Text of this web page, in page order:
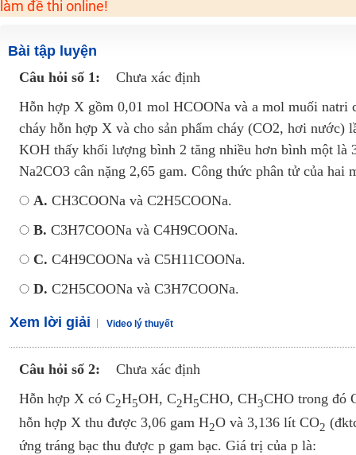
Đồng giá khóa học 499K - 399K (13/11-15/11)
Khai giảng khóa Ngữ văn 7 - xây nền vững chắc cho tương lai!
Luyện thi vào lớp 10 môn Toán, Văn, Hóa, Anh, Lý với giáo viên giỏi và nổi
làm đề thi online!
Bài tập luyện
Câu hỏi số 1:
Chưa xác định
Hỗn hợp X gồm 0,01 mol HCOONa và a mol muối
cháy hỗn hợp X và cho sản phẩm cháy (CO2, hơi
KOH thấy khối lượng bình 2 tăng nhiều hơn bình một là
Na2CO3 cân nặng 2,65 gam. Công thức phân tử của hai
A. CH3COONa và C2H5COONa.
B. C3H7COONa và C4H9COONa.
C. C4H9COONa và C5H11COONa.
D. C2H5COONa và C3H7COONa.
Xem lời giải Video lý thuyết
Câu hỏi số 2:
Chưa xác định
Hỗn hợp X có C2H5OH, C2H5CHO, CH3CHO trong đó
hỗn hợp X thu được 3,06 gam H2O và 3,136 lít CO2
ứng tráng bạc thu được p gam bạc. Giá trị của p là: